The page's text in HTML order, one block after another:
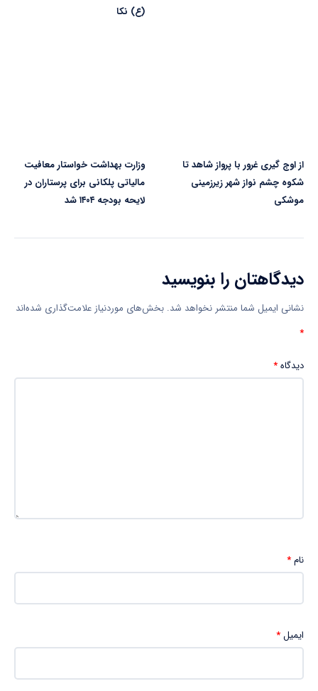
(ع) نکا
از اوج گیری غرور با پرواز شاهد تا
شکوه چشم نواز شهر زیرزمینی
موشکی
وزارت بهداشت خواستار معافیت
مالیاتی پلکانی برای پرستاران در
لایحه بودجه ۱۴۰۴ شد
دیدگاهتان را بنویسید
نشانی ایمیل شما منتشر نخواهد شد. بخش‌های موردنیاز علامت‌گذاری شده‌اند
*
دیدگاه*
نام*
ایمیل*